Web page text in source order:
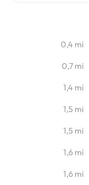
0,4 mi
0,7 mi
1,4 mi
1,5 mi
1,5 mi
1,6 mi
1,6 mi